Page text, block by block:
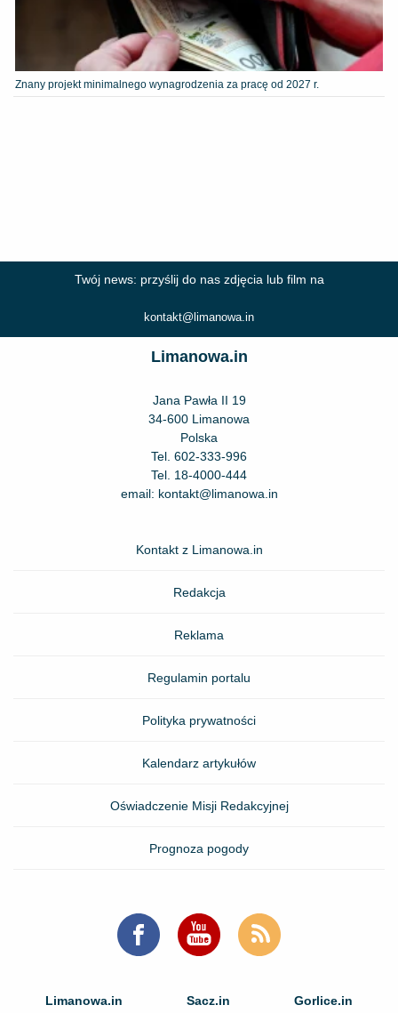
Znany projekt minimalnego wynagrodzenia za pracę od 2027 r.
Twój news: przyślij do nas zdjęcia lub film na
kontakt@limanowa.in
Limanowa.in
Jana Pawła II 19
34-600 Limanowa
Polska
Tel. 602-333-996
Tel. 18-4000-444
email: kontakt@limanowa.in
Kontakt z Limanowa.in
Redakcja
Reklama
Regulamin portalu
Polityka prywatności
Kalendarz artykułów
Oświadczenie Misji Redakcyjnej
Prognoza pogody
Limanowa.in Sacz.in Gorlice.in